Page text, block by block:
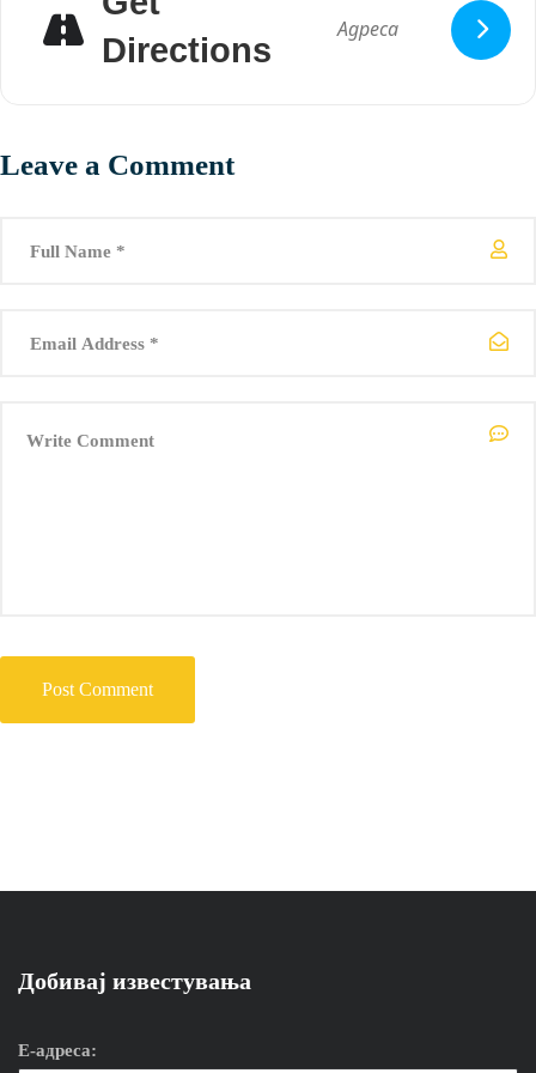
одвиваат беазбедно и во овие услови. Благодариме.
ВНИМАНИЕ: Бројот на посетители е ограничен на 300 седишта.
Directions
Leave a Comment
Добивај известувања
Е-адреса: